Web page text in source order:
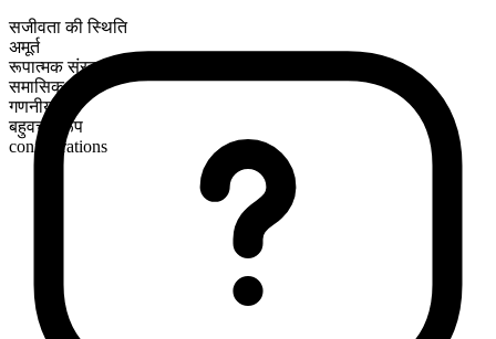
सजीवता की स्थिति
अमूर्त
रूपात्मक संरचना
समासिक
गणनीय
बहुवचन रूप
conflagrations